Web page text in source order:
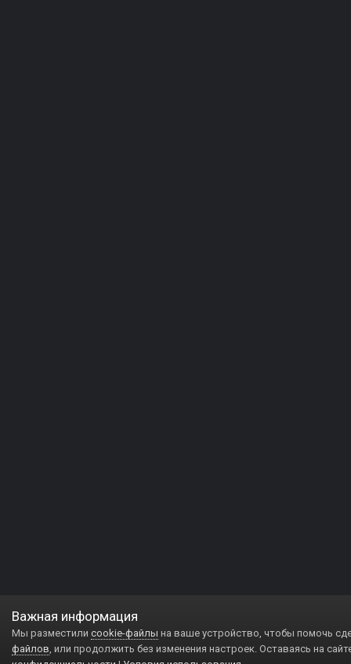
Важная информация
Мы разместили cookie-файлы на ваше устройство, чтобы помочь
файлов, или продолжить без изменения настроек. Оставаясь на